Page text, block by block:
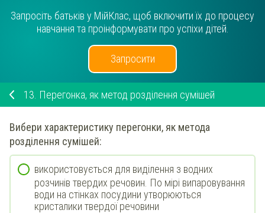
Запросіть батьків у МійКлас, щоб включити їх до процесу
навчання та проінформувати про успіхи дітей.
Запросити
13. Перегонка, як метод розділення сумішей
Вибери характеристику перегонки, як метода
розділення сумішей:
використовується для виділення з водних
розчинів твердих речовин. По мірі випаровування
води на стінках посудини утворюються
кристалики твердої речовини